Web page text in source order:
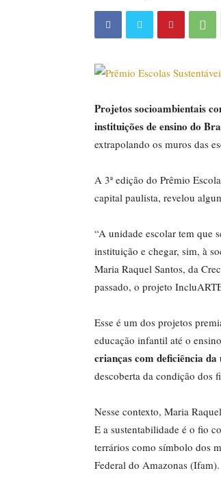
Projetos socioambientais
instituições de ensino do
extrapolando os muros das
A 3ª edição do Prêmio
capital paulista, revelou
“A unidade escolar tem que
instituição e chegar, sim, à
Maria Raquel Santos, da
passado, o projeto
Esse é um dos projetos
educação infantil até o
crianças com deficiência da
descoberta da condição dos
Nesse contexto, Maria
E a sustentabilidade é o fio
terrários como símbolo dos
Federal do Amazonas (Ifam).